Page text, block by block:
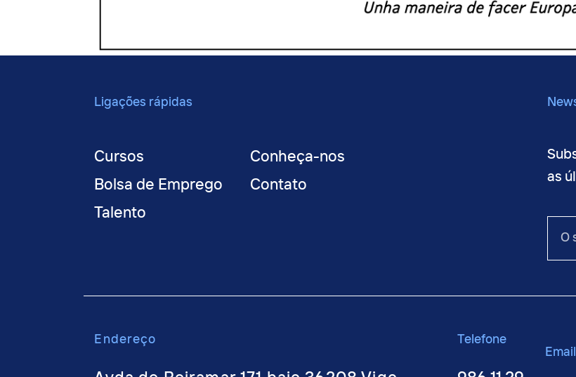
Ligações rápidas
Cursos
Bolsa de Emprego
Talento
Conheça-nos
Contato
as
seu
Endereço Telefone
Email